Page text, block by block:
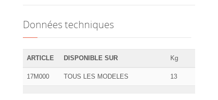
Données techniques
ARTICLE DISPONIBLE SUR Kg
17M000 TOUS LES MODELES 13